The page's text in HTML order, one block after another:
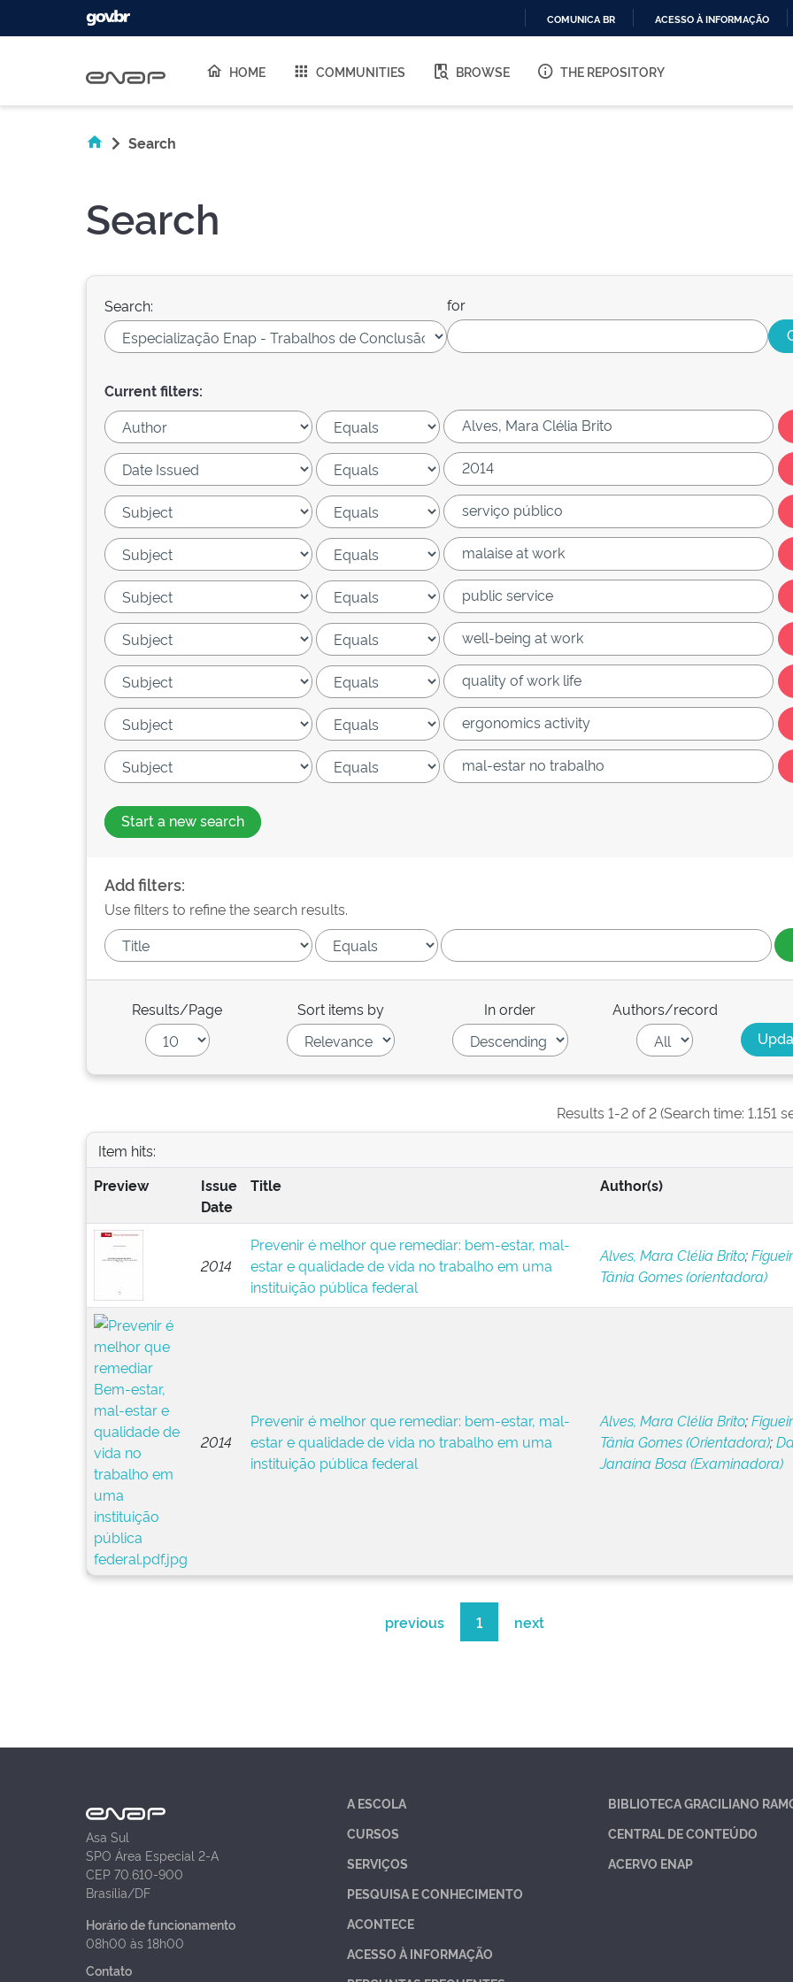
O
COMUNICA BR ACESSO À INFORMAÇÃO
HOME COMMUNITIES BROWSE THE REPOSITORY
Search
Search
Search: for
Current filters:
Start a new search
Add filters:
Use filters to refine the search results.
Results/Page Sort items by In order Authors/record
Results 1-2 of 2 (Search time: 1.151
Item hits:
Preview
Issue
Date
Title Author(s)
2014
Prevenir é melhor que remediar: bem-estar, mal-
estar e qualidade de vida no trabalho em uma
instituição pública federal
Alves, Mara Clélia Brito;
Tânia Gomes (orientadora)
2014
Prevenir é melhor que remediar: bem-estar, mal-
estar e qualidade de vida no trabalho em uma
instituição pública federal
Alves, Mara Clélia Brito;
Tânia Gomes (Orientadora);
Janaína Bosa (Examinadora)
previous 1 next
Asa Sul
SPO Área Especial 2-A
CEP 70.610-900
Brasília/DF
Horário de funcionamento
08h00 às 18h00
Contato
A ESCOLA
CURSOS
SERVIÇOS
PESQUISA E CONHECIMENTO
ACONTECE
ACESSO À INFORMAÇÃO
BIBLIOTECA GRACILIANO
CENTRAL DE CONTEÚDO
ACERVO ENAP